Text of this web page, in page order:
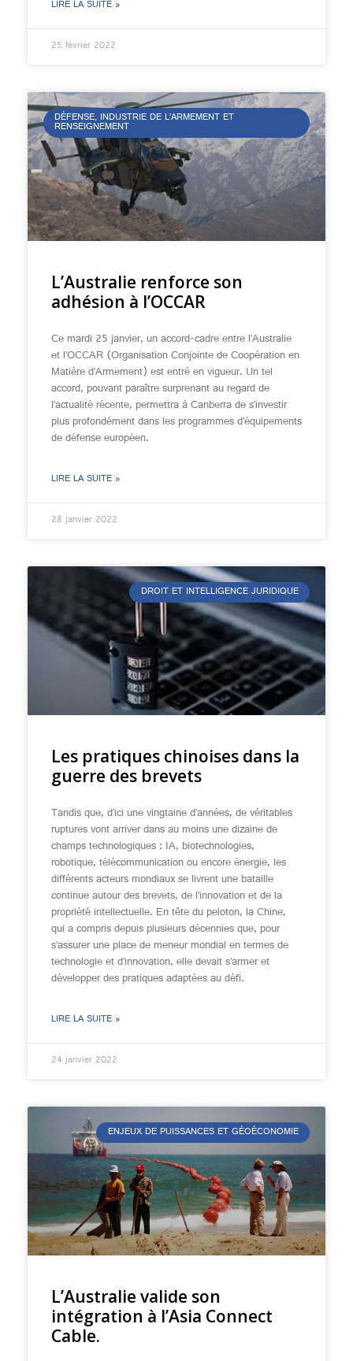
LIRE LA SUITE »
25 février 2022
DÉFENSE, INDUSTRIE DE L’ARMEMENT ET
RENSEIGNEMENT
L’Australie renforce son
adhésion à l’OCCAR
Ce mardi 25 janvier, un accord-cadre entre l’Australie
et l’OCCAR (Organisation Conjointe de Coopération en
Matière d’Armement) est entré en vigueur. Un tel
accord, pouvant paraître surprenant au regard de
l’actualité récente, permettra à Canberra de s’investir
plus profondément dans les programmes d’équipements
de défense européen.
LIRE LA SUITE »
28 janvier 2022
DROIT ET INTELLIGENCE JURIDIQUE
Les pratiques chinoises dans la
guerre des brevets
Tandis que, d’ici une vingtaine d’années, de véritables
ruptures vont arriver dans au moins une dizaine de
champs technologiques : IA, biotechnologies,
robotique, télécommunication ou encore énergie, les
différents acteurs mondiaux se livrent une bataille
continue autour des brevets, de l’innovation et de la
propriété intellectuelle. En tête du peloton, la Chine,
qui a compris depuis plusieurs décennies que, pour
s’assurer une place de meneur mondial en termes de
technologie et d’innovation, elle devait s’armer et
développer des pratiques adaptées au défi.
LIRE LA SUITE »
24 janvier 2022
ENJEUX DE PUISSANCES ET GÉOÉCONOMIE
L’Australie valide son
intégration à l’Asia Connect
Cable.